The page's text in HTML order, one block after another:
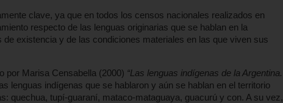
clave, ya que en todos los censos nacionales realizados en
respecto de las lenguas originarias que se hablan en la
existencia y de las condiciones materiales en las que viven sus
Marisa Censabella (2000) “Las lenguas indígenas de la Argentina.
lenguas indígenas que se hablaron y aún se hablan en el territorio
quechua, tupí-guaraní, mataco-mataguaya, guacurú y con. A su vez,